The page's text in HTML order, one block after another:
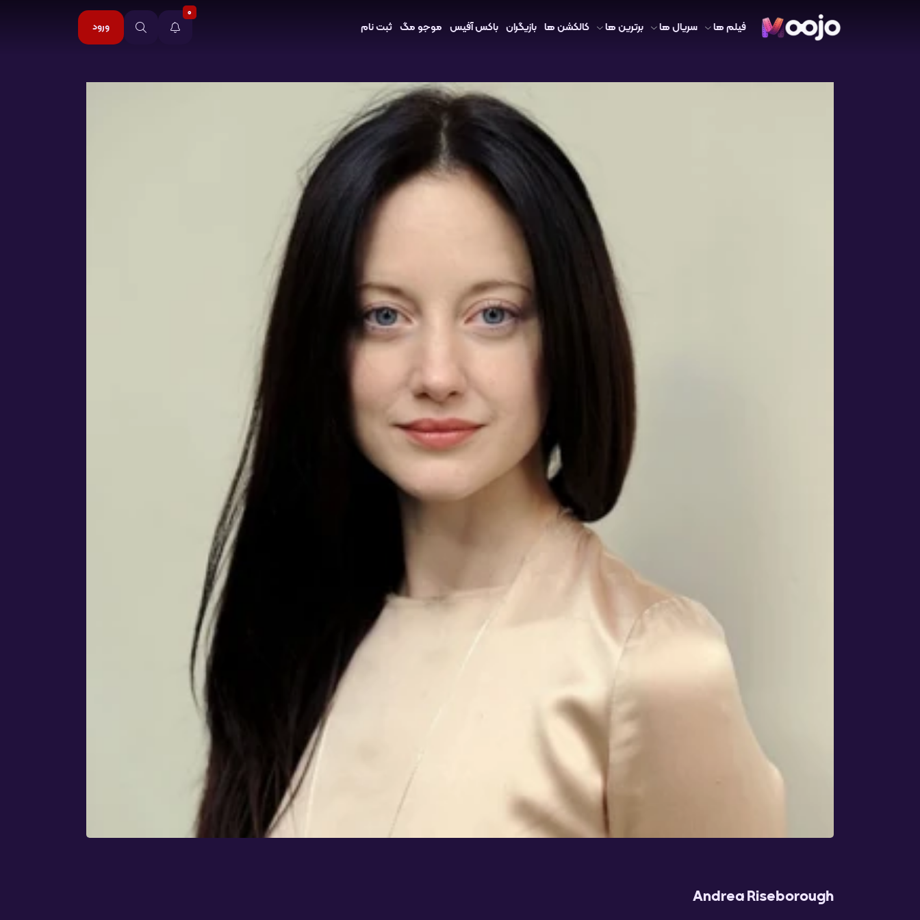
فیلم ها سریال ها برترین ها کالکشن ها بازیگران باکس آفیس موجو مگ ثبت نام
0
ورود
Andrea Riseborough